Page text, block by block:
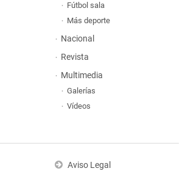
Fútbol sala
Más deporte
Nacional
Revista
Multimedia
Galerías
Vídeos
Aviso Legal